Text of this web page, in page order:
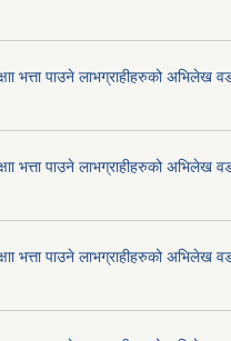
भत्ता पाउने लाभग्राहीहरुको अभिलेख
भत्ता पाउने लाभग्राहीहरुको अभिलेख
भत्ता पाउने लाभग्राहीहरुको अभिलेख